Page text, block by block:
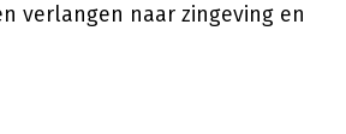
verlangen naar zingeving en